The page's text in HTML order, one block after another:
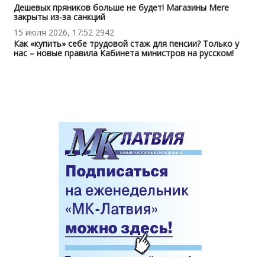
Дешевых пряников больше не будет! Магазины Mere
закрыты из-за санкций
15 июля 2026, 17:52 2942
Как «купить» себе трудовой стаж для пенсии? Только у
нас – новые правила Кабинета министров на русском!